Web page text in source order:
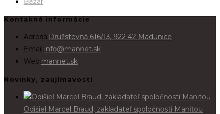
Kontakné informácie
Adresa:Družstevná 616/13, 922 42 Madunice
Email:info@mannet.sk
Web:mannet.sk
Novinky, zaujímavosti
Odišiel Marcel Braud, zakladateľ spoločnosti Manitou